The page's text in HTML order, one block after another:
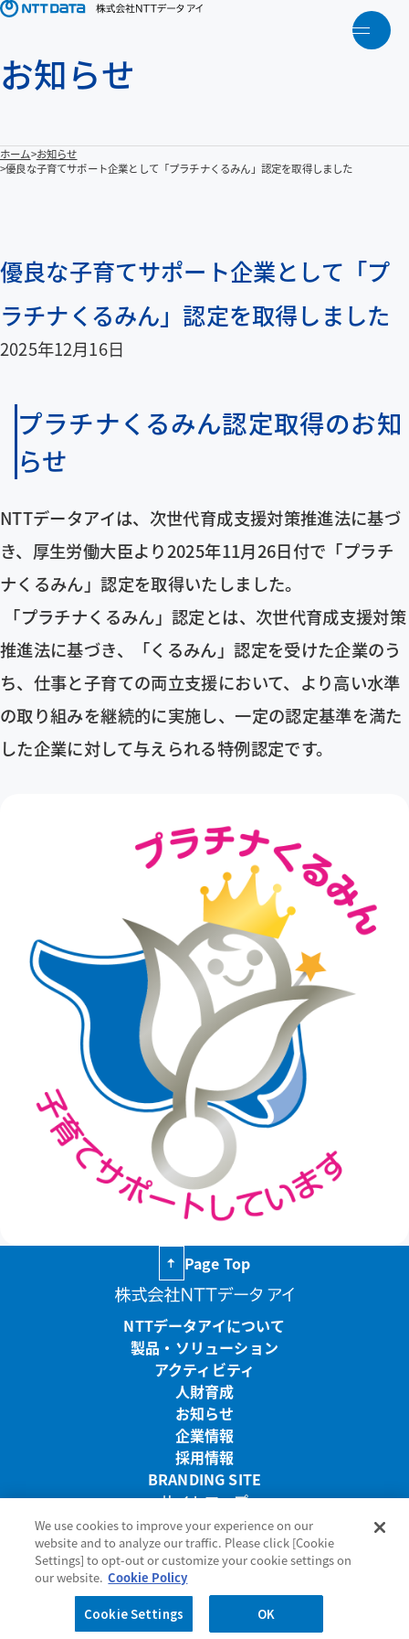
メ
トップ
人財育成
企業情報
採用情報
BRANDING SITE
BRANDING SITEページを新しいウインドウで開きます
お問い合わせ
サイトマップ リンク・免責事項
お知らせ
ホーム お知らせ
優良な子育てサポート企業として「プラチナくるみん」認定を取得しました
優良な子育てサポート企業として「プ
ラチナくるみん」認定を取得しました
2025年12月16日
プラチナくるみん認定取得のお知
らせ
NTTデータアイは、次世代育成支援対策推進法に基づ
き、厚生労働大臣より2025年11月26日付で「プラチ
ナくるみん」認定を取得いたしました。
「プラチナくるみん」認定とは、次世代育成支援対策
推進法に基づき、「くるみん」認定を受けた企業のう
ち、仕事と子育ての両立支援において、より高い水準
の取り組みを継続的に実施し、一定の認定基準を満た
した企業に対して与えられる特例認定です。
Page Top
NTTデータアイについて
製品・ソリューション
アクティビティ
人財育成
お知らせ
企業情報
採用情報
BRANDING SITE
サイトマップ
リンク・免責事項
プライバシーポリシー
サイトのご利用条件
お問い合わせ
We use cookies to improve your experience on our
website and to analyze our traffic. Please click [Cookie
Settings] to opt-out or customize your cookie settings on
our website. Cookie Policy
Cookie Settings OK